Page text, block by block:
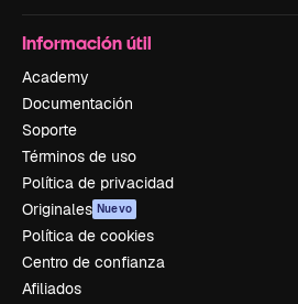
Información útil
Academy
Documentación
Soporte
Términos de uso
Política de privacidad
Originales Nuevo
Política de cookies
Centro de confianza
Afiliados